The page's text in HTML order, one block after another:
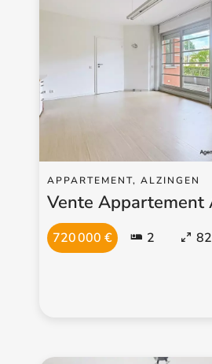
APPARTEMENT, ALZINGEN
Vente Appartement
720 000 € 2